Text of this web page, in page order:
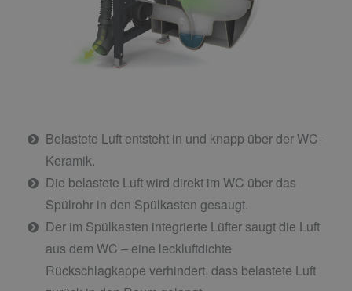
Belastete Luft entsteht in und knapp über der WC-
Keramik.
Die belastete Luft wird direkt im WC über das
Spülrohr in den Spülkasten gesaugt.
Der im Spülkasten integrierte Lüfter saugt die Luft
aus dem WC – eine leckluftdichte
Rückschlagkappe verhindert, dass belastete Luft